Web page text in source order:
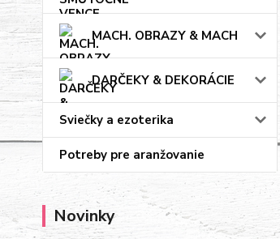
MACH. OBRAZY & MACH
DARČEKY & DEKORÁCIE
Sviečky a ezoterika
Potreby pre aranžovanie
Novinky